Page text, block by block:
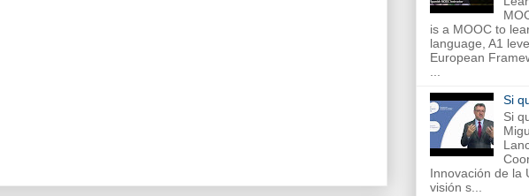
is a MOOC to
language, A1
European
...
Si
Si
Innovación de la
visión s...